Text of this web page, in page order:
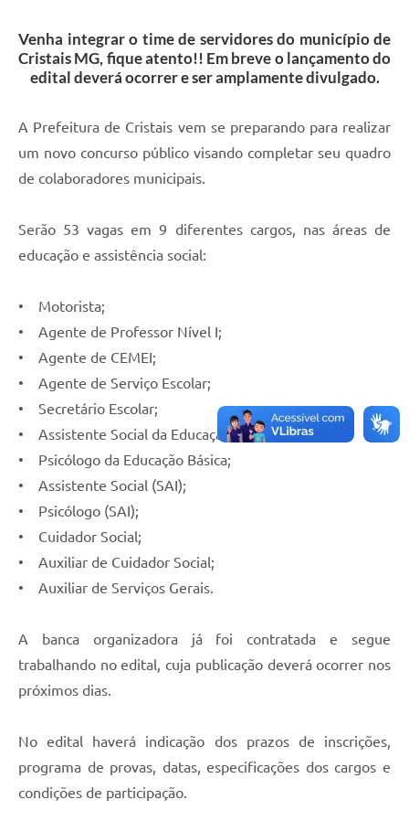
Venha integrar o time de servidores do município de
Cristais MG, fique atento!! Em breve o lançamento do
edital deverá ocorrer e ser amplamente divulgado.
A Prefeitura de Cristais vem se preparando para realizar
um novo concurso público visando completar seu quadro
de colaboradores municipais.
Serão 53 vagas em 9 diferentes cargos, nas áreas de
educação e assistência social:
• Motorista;
• Agente de Professor Nível I;
• Agente de CEMEI;
• Agente de Serviço Escolar;
• Secretário Escolar;
• Assistente Social da Educação Básica;
• Psicólogo da Educação Básica;
• Assistente Social (SAI);
• Psicólogo (SAI);
• Cuidador Social;
• Auxiliar de Cuidador Social;
• Auxiliar de Serviços Gerais.
A banca organizadora já foi contratada e segue
trabalhando no edital, cuja publicação deverá ocorrer nos
próximos dias.
No edital haverá indicação dos prazos de inscrições,
programa de provas, datas, especificações dos cargos e
condições de participação.